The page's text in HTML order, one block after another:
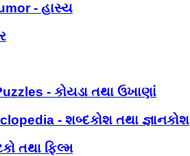
- હાસ્ય
- કોયડા તથા ઉખાણાં
- શબ્દકોશ તથા જ્ઞાનકોશ
તથા ફિલ્મ